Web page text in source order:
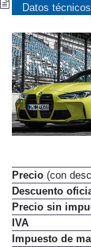
Datos técnicos
Precio (con
Descuento
Precio sin
IVA
Impuesto de